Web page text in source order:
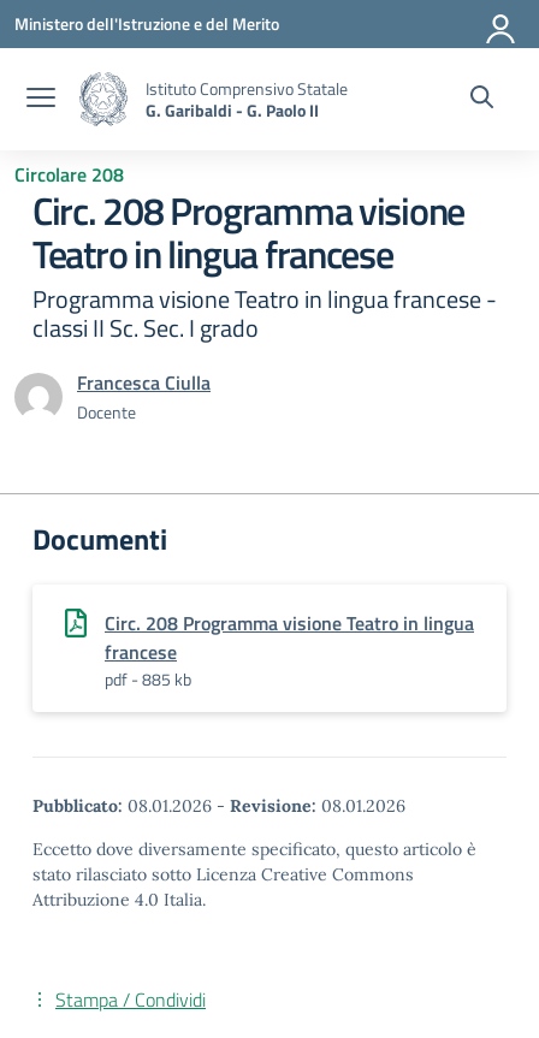
Vai ai contenuti
Vai al menu di navigazione
Vai al footer
Ministero dell'Istruzione e del Merito
Istituto Comprensivo Statale
G. Garibaldi - G. Paolo II
Circolare 208
Circ. 208 Programma visione
Teatro in lingua francese
Programma visione Teatro in lingua francese -
classi II Sc. Sec. I grado
Francesca Ciulla
Docente
Documenti
Circ. 208 Programma visione Teatro in lingua
francese
pdf - 885 kb
Pubblicato: 08.01.2026 - Revisione: 08.01.2026
Eccetto dove diversamente specificato, questo articolo è
stato rilasciato sotto Licenza Creative Commons
Attribuzione 4.0 Italia.
Stampa / Condividi